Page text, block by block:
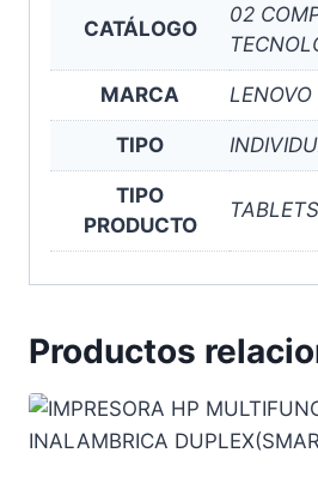
CATÁLOGO
02
MARCA LENOVO
TIPO
TIPO
PRODUCTO
TABLETS
Productos